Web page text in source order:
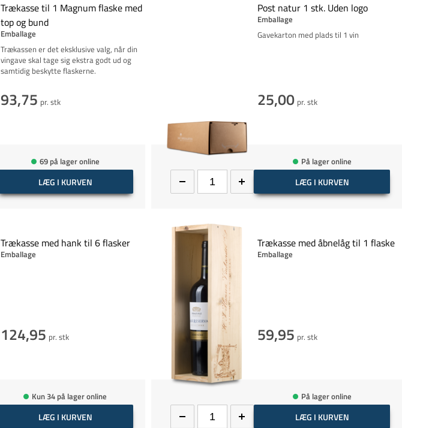
Trækasse til 1 Magnum flaske med
top og bund
Emballage
Trækassen er det eksklusive valg, når din
vingave skal tage sig ekstra godt ud og
samtidig beskytte flaskerne.
93,75 pr. stk
69 på lager online
LÆG I KURVEN
Post natur 1 stk. Uden logo
Emballage
Gavekarton med plads til 1 vin
25,00 pr. stk
På lager online
LÆG I KURVEN
Trækasse med hank til 6 flasker
Emballage
124,95 pr. stk
Kun 34 på lager online
LÆG I KURVEN
Trækasse med åbnelåg til 1 flaske
Emballage
59,95 pr. stk
På lager online
LÆG I KURVEN